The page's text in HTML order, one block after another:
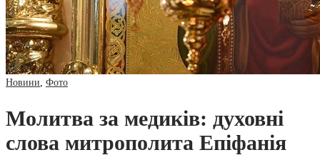
Новини Фото
Молитва за медиків: духовні
слова митрополита Епіфанія